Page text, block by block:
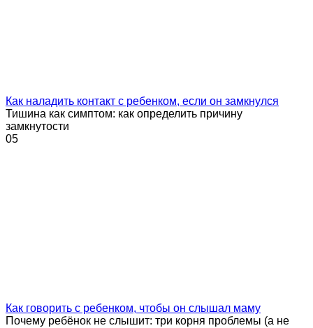
Как наладить контакт с ребенком, если он замкнулся
Тишина как симптом: как определить причину
замкнутости
05
Как говорить с ребенком, чтобы он слышал маму
Почему ребёнок не слышит: три корня проблемы (а не